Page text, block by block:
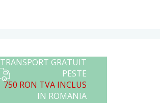
TRANSPORT GRATUIT
PESTE
750 RON TVA INCLUS
IN ROMANIA